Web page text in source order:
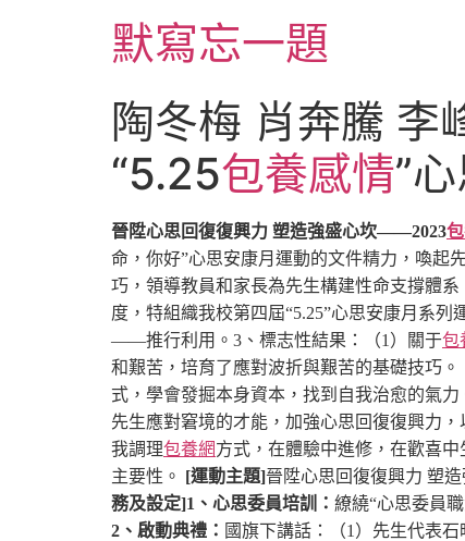
默寫忘一題
陶冬梅 肖奔騰
“5.25包養感情”
晉陞心思回復復興力 塑造強盛心坎——2023
命，你好”心思安康月運動的文件精力，喚起
巧，領導教員和家長為先生構建性命支撐體
度，特組織我校第四屆“5.25”心思安康月系列
——推行利用。 3、標志性結果：（1）關于包
和艱苦，培育了應對波折與艱苦的基礎技巧。
式，學會發掘本身資本，找到自我治愈的氣力
先生應對窘境的才能，加強心思回復復興力
我調理包養網方式，在體驗中進修，在歡喜
主要性。 [運動主題]晉陞心思回復復興力 塑
務及設定]1、心思委員培訓： 繚繞“心思委員
2、啟動典禮： 國旗下講話：（1）先生代表